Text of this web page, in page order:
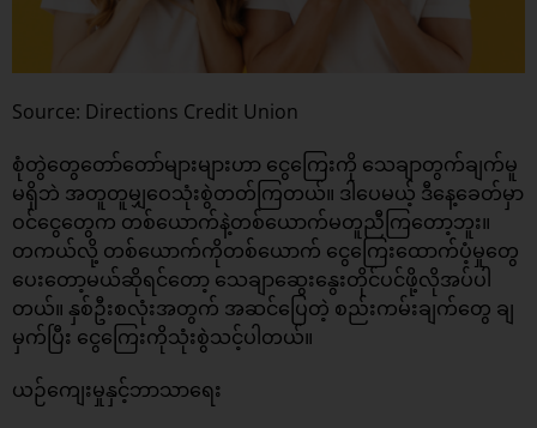
Source: Directions Credit Union
စုံတွဲတွေတော်တော်များများဟာ ငွေကြေးကို သေချာတွက်ချက်မူ
မရှိဘဲ အတူတူမျှဝေသုံးစွဲတတ်ကြတယ်။ ဒါပေမယ့် ဒီနေ့ခေတ်မှာ
ဝင်ငွေတွေက တစ်ယောက်နဲ့တစ်ယောက်မတူညီကြတော့ဘူး။
တကယ်လို့ တစ်ယောက်ကိုတစ်ယောက် ငွေကြေးထောက်ပံ့မှုတွေ
ပေးတော့မယ်ဆိုရင်တော့ သေချာဆွေးနွေးတိုင်ပင်ဖို့လိုအပ်ပါ
တယ်။ နှစ်ဦးစလုံးအတွက် အဆင်ပြေတဲ့ စည်းကမ်းချက်တွေ ချ
မှက်ပြီး ငွေကြေးကိုသုံးစွဲသင့်ပါတယ်။
ယဉ်ကျေးမှုနှင့်ဘာသာရေး